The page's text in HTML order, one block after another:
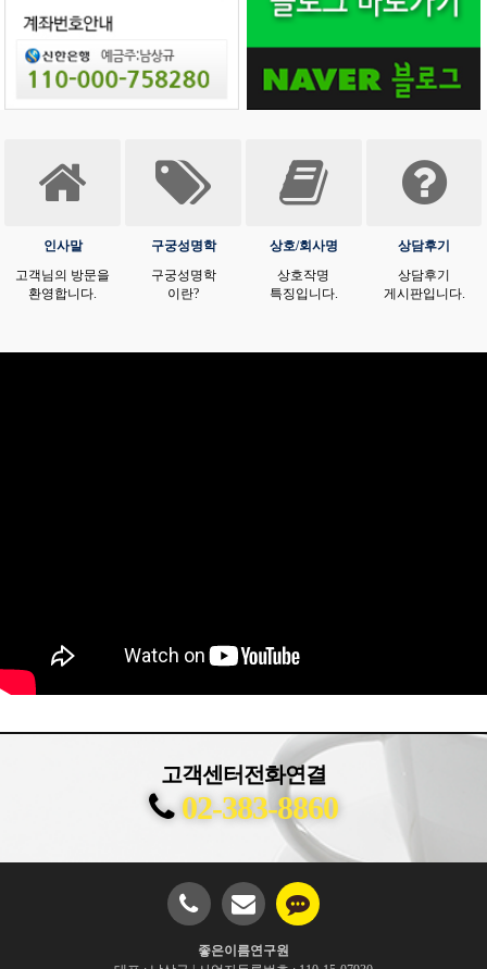
인사말
고객님의 방문을
환영합니다.
구궁성명학
구궁성명학
이란?
상호/회사명
상호작명
특징입니다.
상담후기
상담후기
게시판입니다.
고객센터전화연결
02-383-8860
좋은이름연구원